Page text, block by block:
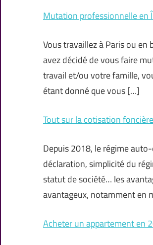
Mutation professionnelle en
Vous travaillez à Paris ou
avez décidé de vous faire
travail et/ou votre famille,
étant donné que vous […]
Tout sur la cotisation
Depuis 2018, le régime
déclaration, simplicité du
statut de société… les
avantageux, notamment en
Acheter un appartement en